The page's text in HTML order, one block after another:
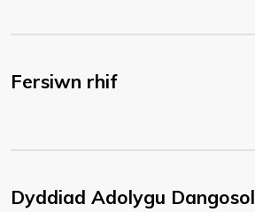
Fersiwn rhif
Dyddiad Adolygu Dangosol